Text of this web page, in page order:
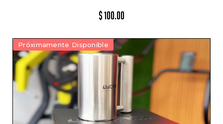
$100.00
Próximamente Disponible